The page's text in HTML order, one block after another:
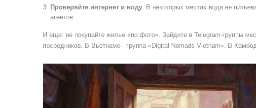
Проверяйте интернет и воду . В некоторых местах вода не
агентов.
И еще: не покупайте жилье «по фото». Зайдите в Telegram-группы
посредников. В Вьетнаме - группа «Digital Nomads Vietnam». В